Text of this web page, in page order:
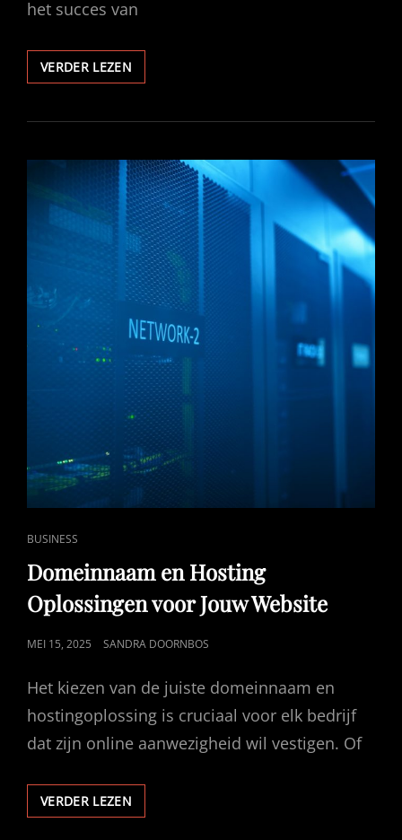
het succes van
VERDER LEZEN
PAKKETVERZENDING
WEBSHOPS
CAT
BUSINESS
Domeinnaam en Hosting
Oplossingen voor Jouw Website
GEPUBLICEERD
MEI 15, 2025 SANDRA DOORNBOS
Het kiezen van de juiste domeinnaam en
hostingoplossing is cruciaal voor elk bedrijf
dat zijn online aanwezigheid wil vestigen. Of
VERDER LEZEN
EN